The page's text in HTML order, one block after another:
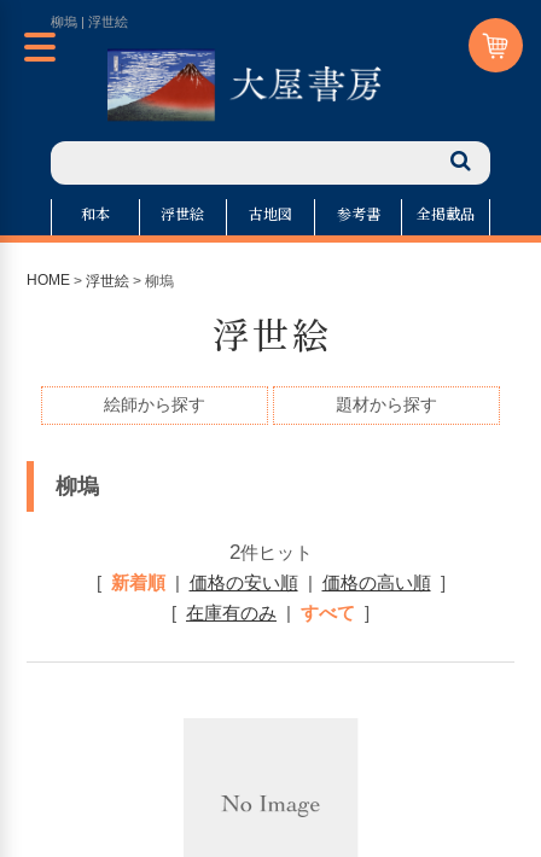
柳塢 | 浮世絵
和本 浮世絵 古地図 参考書 全掲載品
HOME >浮世絵 > 柳塢
浮世絵
絵師から探す 題材から探す
柳塢
2件ヒット
[ 新着順| 価格の安い順| 価格の高い順]
[ 在庫有のみ | すべて ]